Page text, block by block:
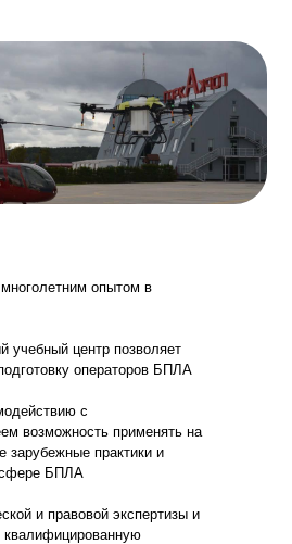
опытом в
учебный центр позволяет
операторов БПЛА
с
возможность применять на
зарубежные практики и
сфере БПЛА
и правовой экспертизы и
квалифицированную